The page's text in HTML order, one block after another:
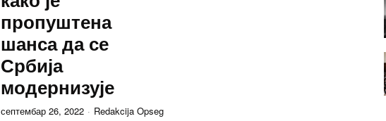
пропуштена
шанса да се
Србија
модернизује
септембар 26, 2022 Redakcija Opseg